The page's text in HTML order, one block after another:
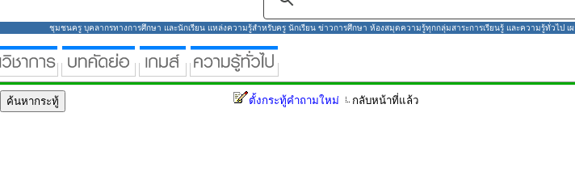
ชุมชนครู บุคลากรทางการศึกษา และนักเรียน แหล่งความรู้สำหรับครู นักเรียน ข่าวการศึกษา ห้องสมุดความรู้ทุกกลุ่มสาระการเรียนรู้ และความรู้ทั่วไป เ
ตั้งกระทู้คำถามใหม่ กลับหน้าที่แล้ว